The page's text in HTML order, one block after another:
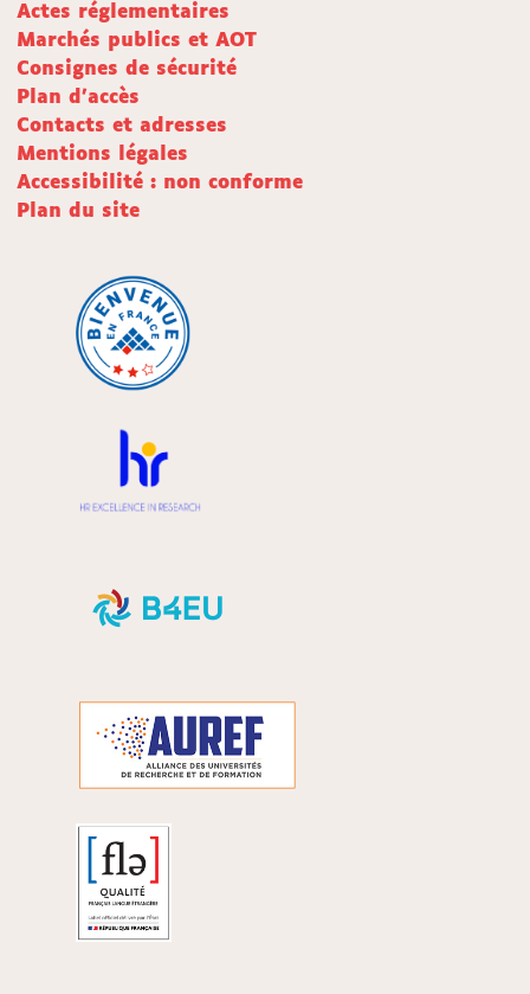
Actes réglementaires
Marchés publics et AOT
Consignes de sécurité
Plan d'accès
Contacts et adresses
Mentions légales
Accessibilité : non conforme
Plan du site